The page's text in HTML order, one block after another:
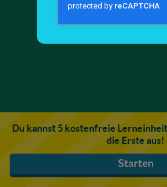
Du kannst 5 kostenfreie
die Erste aus!
Starten